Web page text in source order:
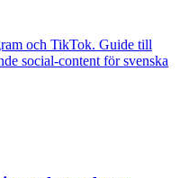
och TikTok. Guide till
social-content för svenska